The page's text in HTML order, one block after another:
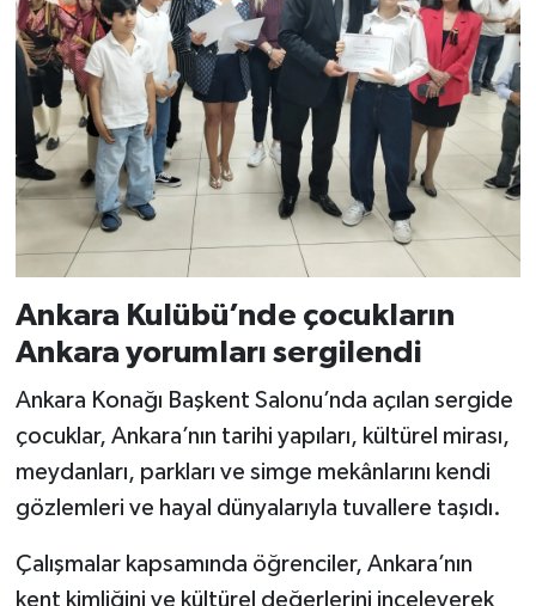
Ankara Kulübü’nde çocukların
Ankara yorumları sergilendi
Ankara Konağı Başkent Salonu’nda açılan sergide
çocuklar, Ankara’nın tarihi yapıları, kültürel mirası,
meydanları, parkları ve simge mekânlarını kendi
gözlemleri ve hayal dünyalarıyla tuvallere taşıdı.
Çalışmalar kapsamında öğrenciler, Ankara’nın
kent kimliğini ve kültürel değerlerini inceleyerek